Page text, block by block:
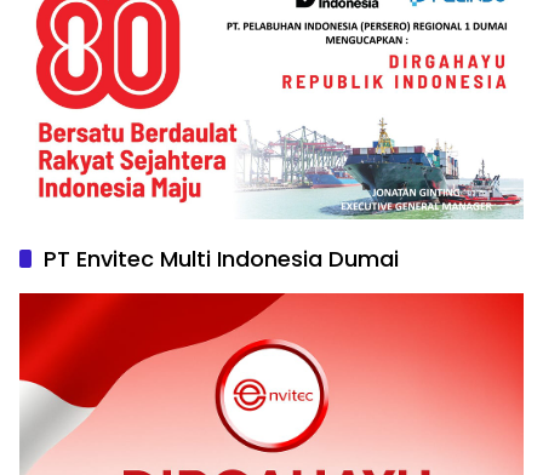
PT Envitec Multi Indonesia Dumai